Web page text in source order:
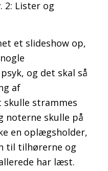
2: Lister og
et slideshow op,
og det skal så
af
skulle strammes
noterne skulle på
en oplægsholder,
til tilhørerne og
har læst.